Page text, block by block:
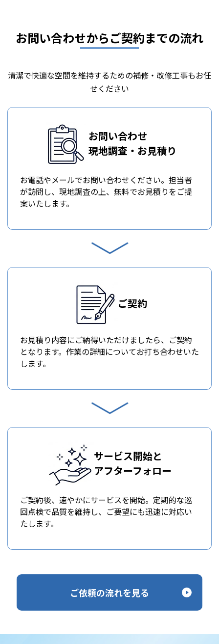
お問い合わせからご契約までの流れ
清潔で快適な空間を維持するための補修・改修工事もお任
せください
お問い合わせ
現地調査・お見積り
お電話やメールでお問い合わせください。担当者
が訪問し、現地調査の上、無料でお見積りをご提
案いたします。
ご契約
お見積り内容にご納得いただけましたら、ご契約
となります。作業の詳細についてお打ち合わせいた
します。
サービス開始と
アフターフォロー
ご契約後、速やかにサービスを開始。定期的な巡
回点検で品質を維持し、ご要望にも迅速に対応い
たします。
ご依頼の流れを見る